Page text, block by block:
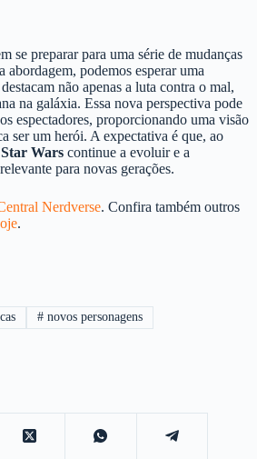
se preparar para uma série de mudanças
abordagem, podemos esperar uma
não apenas a luta contra o mal,
na galáxia. Essa nova perspectiva pode
espectadores, proporcionando uma visão
ser um herói. A expectativa é que, ao
Star Wars continue a evoluir e a
para novas gerações.
Nerdverse. Confira também outros
.
#novos personagens